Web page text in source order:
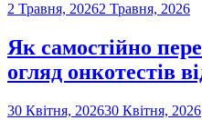
2 Травня, 20262 Травня, 2026
Як самостійно
огляд онкотестів
30 Квітня, 202630 Квітня, 2026